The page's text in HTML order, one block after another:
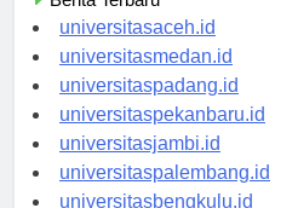
Berita Terbaru
universitasaceh.id
universitasmedan.id
universitaspadang.id
universitaspekanbaru.id
universitasjambi.id
universitaspalembang.id